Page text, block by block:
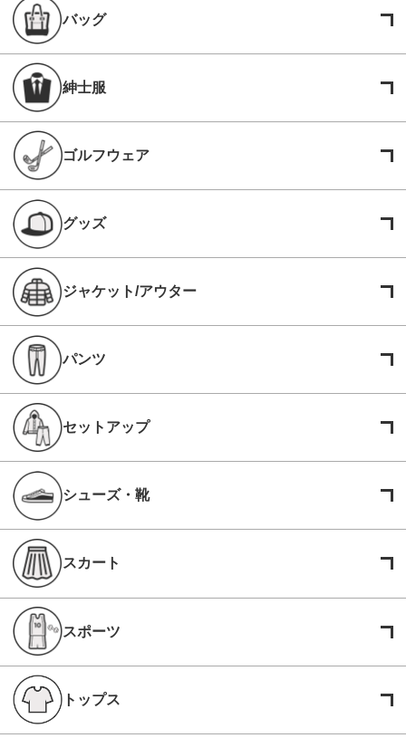
バッグ
紳士服
ゴルフウェア
グッズ
ジャケット/アウター
パンツ
セットアップ
シューズ・靴
スカート
スポーツ
トップス